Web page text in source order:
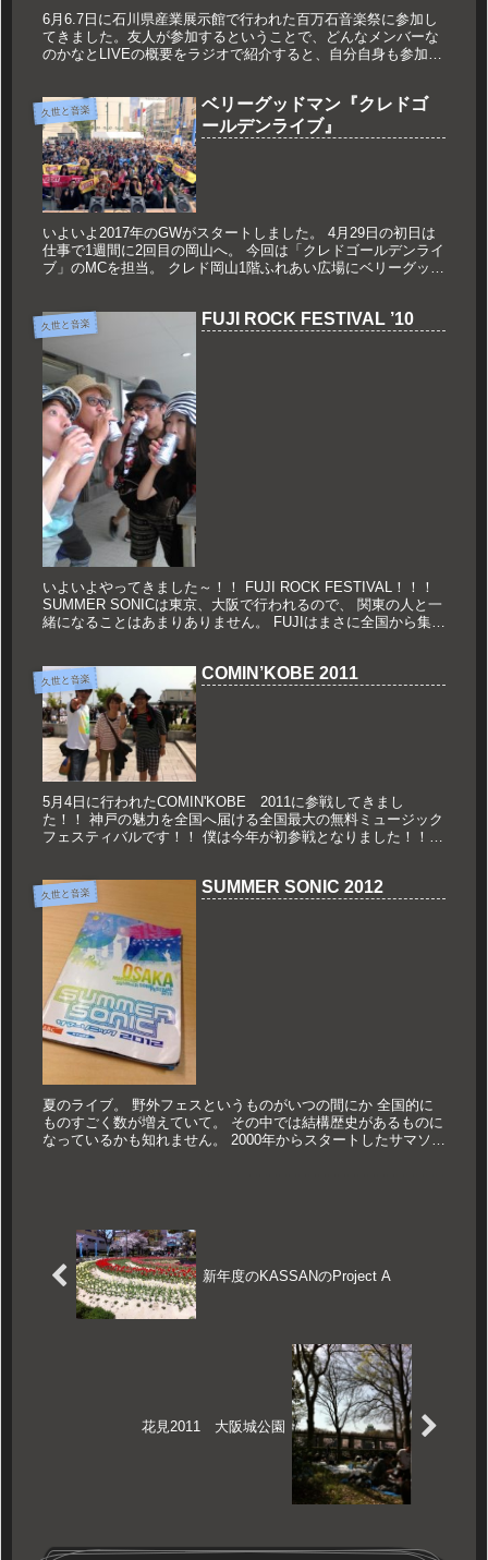
6月6.7日に石川県産業展示館で行われた百万石音楽祭に参加し
てきました。友人が参加するということで、どんなメンバーな
のかなとLIVEの概要をラジオで紹介すると、自分自身も参加し
久世と音楽
ベリーグッドマン『クレドゴ
ールデンライブ』
いよいよ2017年のGWがスタートしました。 4月29日の初日は
仕事で1週間に2回目の岡山へ。 今回は「クレドゴールデンライ
ブ」のMCを担当。 クレド岡山1階ふれあい広場にベリーグッド
久世と音楽 FUJI ROCK FESTIVAL ’10
いよいよやってきました～！！ FUJI ROCK FESTIVAL！！！
SUMMER SONICは東京、大阪で行われるので、 関東の人と一
緒になることはあまりありません。 FUJIはまさに全国から集結
久世と音楽 COMIN’KOBE 2011
5月4日に行われたCOMIN'KOBE 2011に参戦してきまし
た！！ 神戸の魅力を全国へ届ける全国最大の無料ミュージック
フェスティバルです！！ 僕は今年が初参戦となりました！！
久世と音楽 SUMMER SONIC 2012
夏のライブ。 野外フェスというものがいつの間にか 全国的に
ものすごく数が増えていて。 その中では結構歴史があるものに
なっているかも知れません。 2000年からスタートしたサマソニ
新年度のKASSANのProject A
花見2011 大阪城公園